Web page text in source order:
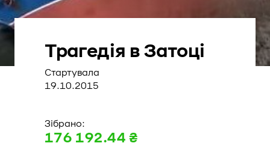
Трагедія в Затоці
Стартувала
19.10.2015
Зібрано:
176 192.44 ₴